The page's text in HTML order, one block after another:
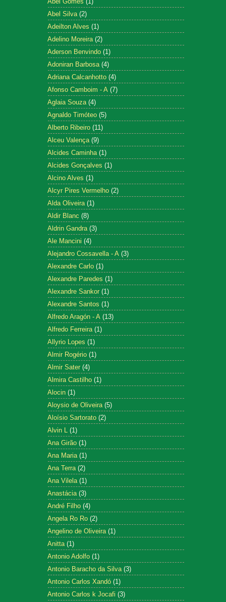
Abel Silva (2)
Adeilton Alves (1)
Adelino Moreira (2)
Aderson Benvindo (1)
Adoniran Barbosa (4)
Adriana Calcanhotto (4)
Afonso Camboim - A (7)
Aglaia Souza (4)
Agnaldo Timóteo (5)
Alberto Ribeiro (11)
Alceu Valença (9)
Alcides Caminha (1)
Alcides Gonçalves (1)
Alcino Alves (1)
Alcyr Pires Vermelho (2)
Alda Oliveira (1)
Aldir Blanc (8)
Aldrin Gandra (3)
Ale Mancini (4)
Alejandro Cossavella - A (3)
Alexandre Carlo (1)
Alexandre Paredes (1)
Alexandre Sankor (1)
Alexandre Santos (1)
Alfredo Aragón - A (13)
Alfredo Ferreira (1)
Allyrio Lopes (1)
Almir Rogério (1)
Almir Sater (4)
Almira Castilho (1)
Alocin (1)
Aloysio de Oliveira (5)
Aloísio Sartorato (2)
Alvin L (1)
Ana Girão (1)
Ana Maria (1)
Ana Terra (2)
Ana Vilela (1)
Anastácia (3)
André Filho (4)
Angela Ro Ro (2)
Angelino de Oliveira (1)
Anitta (1)
Antonio Adolfo (1)
Antonio Baracho da Silva (3)
Antonio Carlos Xandó (1)
Antonio Carlos k Jocafi (3)